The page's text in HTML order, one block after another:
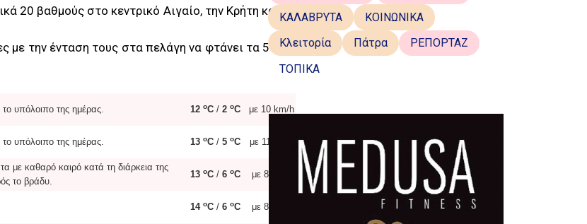
20 βαθμούς στο κεντρικό Αιγαίο, την Κρήτη και τα
με την ένταση τους στα πελάγη να φτάνει τα 5 με 6
υπόλοιπο της ημέρας. 12 oC / 2 oC με 10 km/h
υπόλοιπο της ημέρας. 13 oC / 5 oC με 11 km/h
με καθαρό καιρό κατά τη διάρκεια της
το βράδυ.
13 oC / 6 oC με 8 km/h
14 oC / 6 oC με 8 km/h
ΚΑΛΑΒΡΥΤΑ
ΚΟΙΝΩΝΙΚΑ
Κλειτορία
Πάτρα
ΡΕΠΟΡΤΑΖ
ΤΟΠΙΚΑ